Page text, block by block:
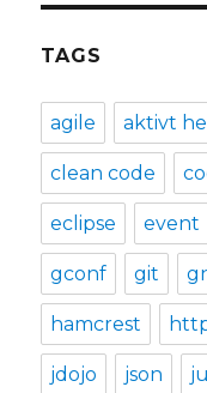
TAGS
agile aktivt
clean code
eclipse event
gconf git
hamcrest
jdojo json